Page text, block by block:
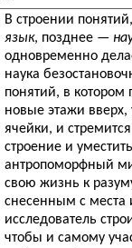
В строении
язык, позднее —
одновременно
наука
понятий, в котором
новые этажи вверх,
ячейки, и
строение и
антропоморфный
свою жизнь к
снесенным с места
исследователь
чтобы и самому